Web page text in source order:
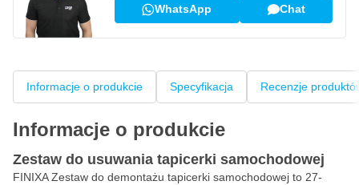
WhatsApp Chat
Informacje o produkcie Specyfikacja Recenzje
Informacje o produkcie
Zestaw do usuwania tapicerki samochodowej
FINIXA Zestaw do demontażu tapicerki samochodowej to 27-